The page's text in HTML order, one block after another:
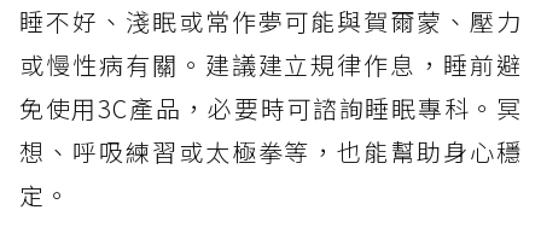
睡不好、淺眠或常作夢可能與賀爾蒙、壓力
或慢性病有關。建議建立規律作息，睡前避
免使用3C產品，必要時可諮詢睡眠專科。冥
想、呼吸練習或太極拳等，也能幫助身心穩
定。